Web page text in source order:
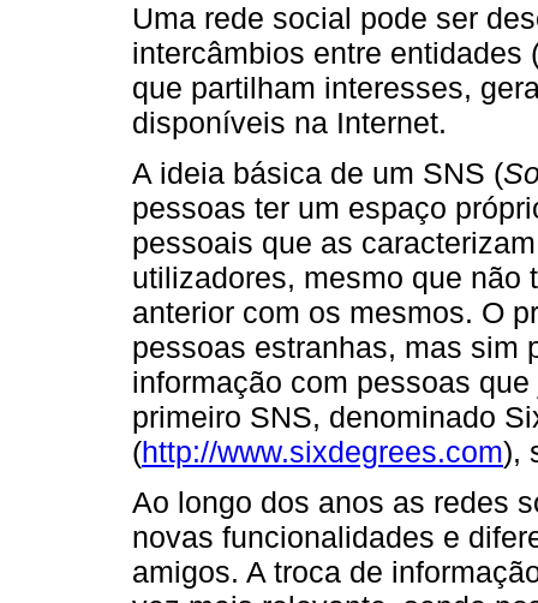
Uma rede social pode ser
intercâmbios entre
que partilham interesses,
disponíveis na Internet.
A ideia básica de um SNS (
pessoas ter um espaço
pessoais que as
utilizadores, mesmo que não
anterior com os mesmos. O
pessoas estranhas, mas sim
informação com pessoas
primeiro SNS, denominado
(http://www.sixdegrees.com),
Ao longo dos anos as redes
novas funcionalidades e
amigos. A troca de